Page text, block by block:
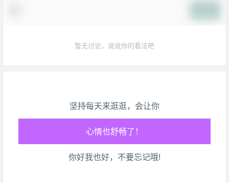
暂无讨论，说说你的看法吧
坚持每天来逛逛，会让你
生活也美好了！
心情也舒畅了！
走路也有劲了！
你好我也好，不要忘记哦!